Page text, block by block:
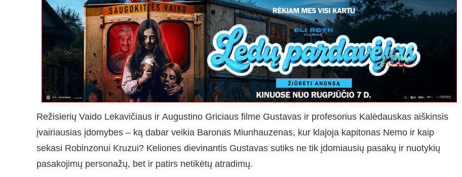
Režisierių Vaido Lekavičiaus ir Augustino Griciaus filme Gustavas ir profesorius Kalėdauskas aiškinsis
įvairiausias įdomybes – ką dabar veikia Baronas Miunhauzenas, kur klajoja kapitonas Nemo ir kaip
sekasi Robinzonui Kruzui? Keliones dievinantis Gustavas sutiks ne tik įdomiausių pasakų ir nuotykių
pasakojimų personažų, bet ir patirs netikėtų atradimų.